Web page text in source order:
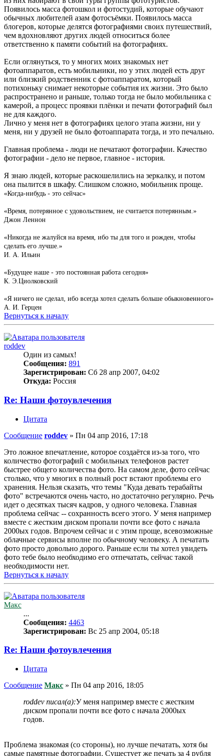
Появилось масса фотошкол и фотостудий, которые обучают
обычных любителей азам фотосъёмки. Появилось масса
блогеров, которые делятся фотографиями своих путешествий,
чем вдохновляют других людей относиться более
ответственно к памяти событий на фотографиях.
Если оглянуться, то у многих моих знакомых нет
фотоаппаратов, есть мобильники, но у этих людей есть друг
или близкий родственник с фотоаппаратом, который
потихоньку снимает некоторые события их жизни. Это было
распространено и раньше, только тогда не было мобильника с
камерой, а процесс проявки плёнки и печати фотографий был
не для каждого.
Лично у меня нет в фотографиях целого этапа жизни, ни у
меня, ни у друзей не было фотоаппарата тогда, и это печально.
Главная проблема - люди не печатают фотографии. Качество
фотографии - дело не первое, главное - история.
Я знаю людей, которые раскошелились на зеркалку, и потом
она пылится в шкафу. Слишком сложно, мобильник проще.
«Когда-нибудь - это сейчас»
«Время, потерянное с удовольствием, не считается потерянным.»
Джон Леннон
«Никогда не жалуйся на время, ибо ты для того и рожден, чтобы
сделать его лучше.»
И. А. Ильин
«Будущее наше - это постоянная работа сегодня»
К. Э.Циолковский
«Я ничего не сделал, ибо всегда хотел сделать больше обыкновенного»
А. И. Герцен
Вернуться к началу
roddev
Один из самых!
Сообщения: 891
Зарегистрирован: Сб 28 апр 2007, 04:02
Откуда: Россия
Re: Наши фотоувлечения
Цитата
Сообщение roddev » Пн 04 апр 2016, 17:18
Это ложное впечатление, которое создаётся из-за того, что
количество фотографий с мобильных телефонов растет
быстрее общего количества фото. На самом деле, фото сейчас
столько, что у многих в полный рост встают проблемы его
хранения. Нельзя сказать, что темы "Куда девать терабайты
фото" встречаются очень часто, но достаточно регулярно. Речь
идет о десятках тысяч кадров, у одного человека. Главная
проблема сейчас -- сохранность всего этого. У меня например
вместе с жестким диском пропали почти все фото с начала
2000ых годов. Впрочем сейчас и с этим проще, всевозможные
облачные сервисы вполне по обычному человеку. А печатать
фото просто довольно дорого. Раньше если ты хотел увидеть
фото тебе было необходимо его отпечатать, сейчас такой
необходимости нет.
Вернуться к началу
Макс
...
Сообщения: 4463
Зарегистрирован: Вс 25 апр 2004, 05:18
Re: Наши фотоувлечения
Цитата
Сообщение Макс » Пн 04 апр 2016, 18:05
roddev писал(а):У меня например вместе с жестким
диском пропали почти все фото с начала 2000ых
годов.
Проблема знакомая (со стороны), но лучше печатать, хотя бы
самые памятные фотографии. Сущестует же печать за 4 рубля